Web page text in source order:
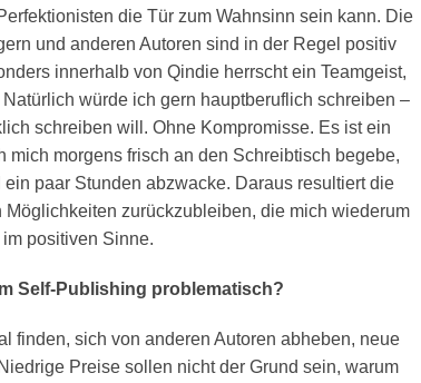
die Tür zum Wahnsinn sein kann. Die
und anderen Autoren sind in der Regel positiv
innerhalb von Qindie herrscht ein Teamgeist,
würde ich gern hauptberuflich schreiben –
schreiben will. Ohne Kompromisse. Es ist ein
mich morgens frisch an den Schreibtisch begebe,
paar Stunden abzwacke. Daraus resultiert die
Möglichkeiten zurückzubleiben, die mich wiederum
positiven Sinne.
Self-Publishing problematisch?
finden, sich von anderen Autoren abheben, neue
Preise sollen nicht der Grund sein, warum